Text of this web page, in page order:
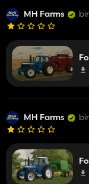
MH Farms
MH Farms